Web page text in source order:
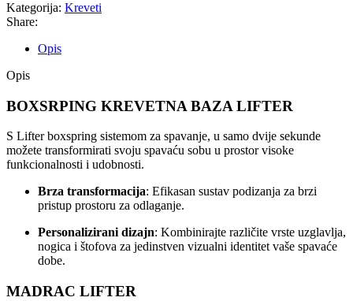
Kategorija: Kreveti
Share:
Opis
Opis
BOXSRPING KREVETNA BAZA LIFTER
S Lifter boxspring sistemom za spavanje, u samo dvije sekunde
možete transformirati svoju spavaću sobu u prostor visoke
funkcionalnosti i udobnosti.
Brza transformacija: Efikasan sustav podizanja za brzi
pristup prostoru za odlaganje.
Personalizirani dizajn: Kombinirajte različite vrste uzglavlja,
nogica i štofova za jedinstven vizualni identitet vaše spavaće
dobe.
MADRAC LIFTER